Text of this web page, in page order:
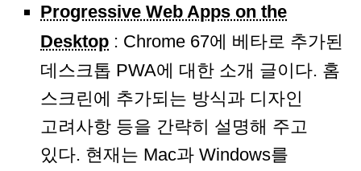
Progressive Web Apps on the
Desktop : Chrome 67에 베타로 추가된
데스크톱 PWA에 대한 소개 글이다. 홈
스크린에 추가되는 방식과 디자인
고려사항 등을 간략히 설명해 주고
있다. 현재는 Mac과 Windows를